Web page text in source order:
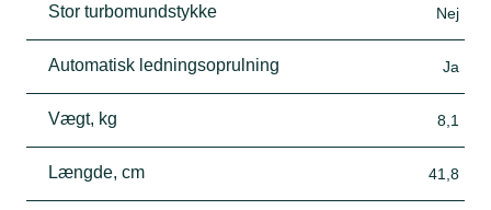
Stor turbomundstykke Nej
Automatisk ledningsoprulning Ja
Vægt, kg 8,1
Længde, cm 41,8